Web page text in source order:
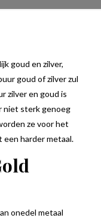
goud en zilver,
goud of zilver zul
zilver en goud is
niet sterk genoeg
ze voor het
een harder metaal.
onedel metaal